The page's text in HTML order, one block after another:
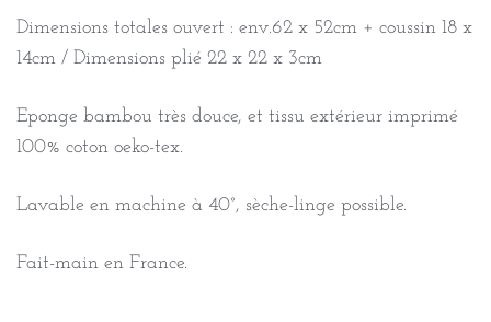
Dimensions totales ouvert : env.62 x 52cm + coussin 18 x
14cm / Dimensions plié 22 x 22 x 3cm
Eponge bambou très douce, et tissu extérieur imprimé
100% coton oeko-tex.
Lavable en machine à 40°, sèche-linge possible.
Fait-main en France.